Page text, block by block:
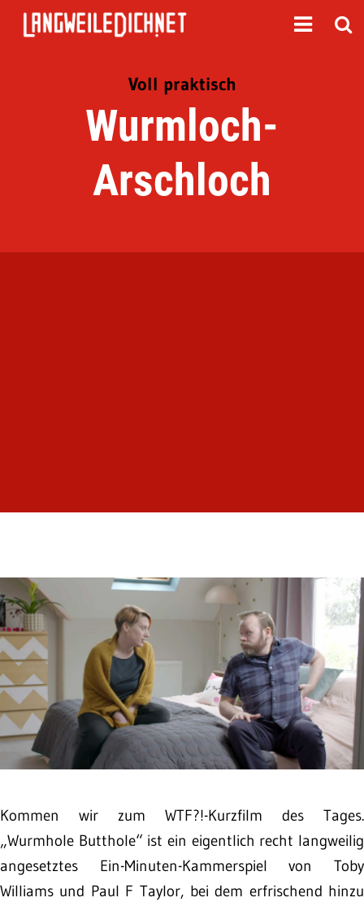
Voll praktisch
Wurmloch-
Arschloch
Kommen wir zum WTF?!-Kurzfilm des Tages.
„Wurmhole Butthole“ ist ein eigentlich recht langweilig
angesetztes Ein-Minuten-Kammerspiel von Toby
Williams und Paul F Taylor, bei dem erfrischend hinzu